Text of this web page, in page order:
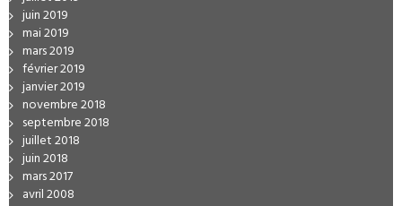
juin 2019
mai 2019
mars 2019
février 2019
janvier 2019
novembre 2018
septembre 2018
juillet 2018
juin 2018
mars 2017
avril 2008